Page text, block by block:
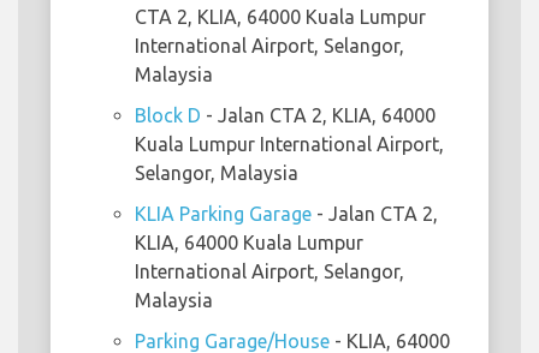
CTA 2, KLIA, 64000 Kuala Lumpur
International Airport, Selangor,
Malaysia
Block D - Jalan CTA 2, KLIA, 64000
Kuala Lumpur International Airport,
Selangor, Malaysia
KLIA Parking Garage - Jalan CTA 2,
KLIA, 64000 Kuala Lumpur
International Airport, Selangor,
Malaysia
Parking Garage/House - KLIA, 64000